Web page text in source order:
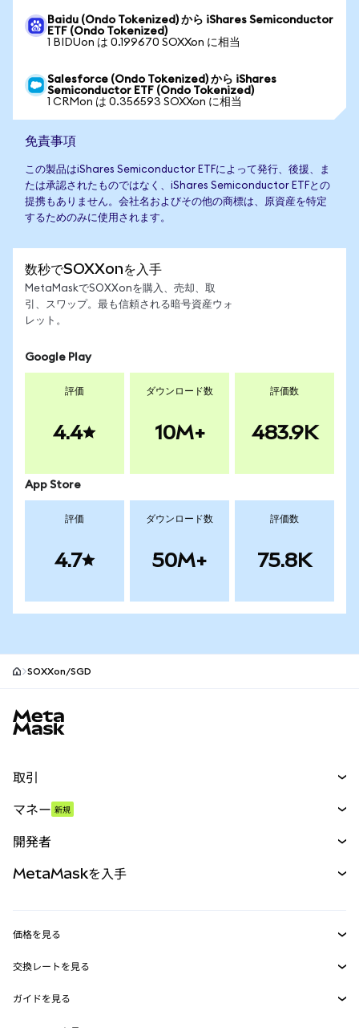
Baidu (Ondo Tokenized) から iShares Semiconductor
ETF (Ondo Tokenized)
1 BIDUon は 0.199670 SOXXon に相当
Salesforce (Ondo Tokenized) から iShares
Semiconductor ETF (Ondo Tokenized)
1 CRMon は 0.356593 SOXXon に相当
免責事項
この製品はiShares Semiconductor ETFによって発行、後援、ま
たは承認されたものではなく、iShares Semiconductor ETFとの
提携もありません。会社名およびその他の商標は、原資産を特定
するためのみに使用されます。
数秒でSOXXonを入手
MetaMaskでSOXXonを購入、売却、取
引、スワップ。最も信頼される暗号資産ウォ
レット。
Google Play
評価
4.4
ダウンロード数
10M+
評価数
483.9K
App Store
評価
4.7
ダウンロード数
50M+
評価数
75.8K
SOXXon/SGD
取引
パーペチュアル
RWA
マネー 新規
開発者
MetaMask Connect
Snaps
MetaMaskを入手
セキュリティ
価格を見る
イーサリアムの価格
Solanaの価格
交換レートを見る
ETH→USD
ガイドを見る